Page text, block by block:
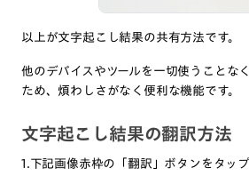
以上が文字起こし結果の共有方法です。
他のデバイスやツールを一切使うことな
ため、煩わしさがなく便利な機能です。
文字起こし結果の翻訳方法
1.下記画像赤枠の「翻訳」ボタンをタッ